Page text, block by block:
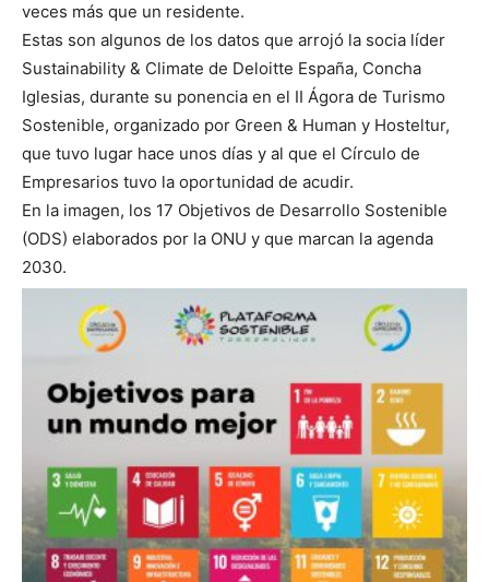
veces más que un residente.
Estas son algunos de los datos que arrojó la socia líder
Sustainability & Climate de Deloitte España, Concha
Iglesias, durante su ponencia en el II Ágora de Turismo
Sostenible, organizado por Green & Human y Hosteltur,
que tuvo lugar hace unos días y al que el Círculo de
Empresarios tuvo la oportunidad de acudir.
En la imagen, los 17 Objetivos de Desarrollo Sostenible
(ODS) elaborados por la ONU y que marcan la agenda
2030.